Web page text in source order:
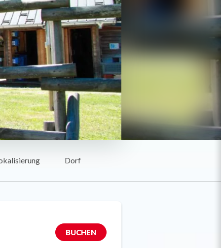
Dorf
BUCHEN